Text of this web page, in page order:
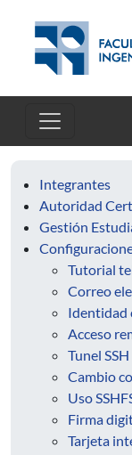
Integrantes
Autoridad
Gestión
Tutorial
Correo
Identidad
Acceso
Tunel SSH
Cambio
Uso
Firma
Tarjeta